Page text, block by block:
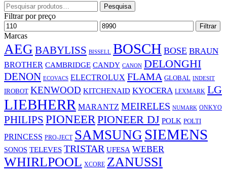
Pesquisar
por:
Pesquisa
Filtrar por preço
Preço
mínimo
Preço
máximo
Filtrar
Marcas
AEG BABYLISS BISSELL BOSCH BOSE BRAUN
BROTHER CAMBRIDGE CANDY CANON DELONGHI
DENON ECOVACS ELECTROLUX FLAMA GLOBAL INDESIT
IROBOT KENWOOD KITCHENAID KYOCERA LEXMARK LG
LIEBHERR MARANTZ MEIRELES NUMARK ONKYO
PHILIPS PIONEERPIONEER DJ POLK POLTI
PRINCESS PRO-JECT SAMSUNG SIEMENS
SONOS TELEVES TRISTAR UFESA WEBER
WHIRLPOOL XCORE ZANUSSI